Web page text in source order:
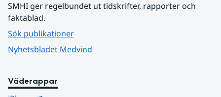
SMHI ger regelbundet ut tidskrifter, rapporter och
faktablad.
Sök publikationer
Nyhetsbladet Medvind
Väderappar